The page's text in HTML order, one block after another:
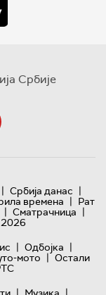
Србије
| Србија данас |
времена | Рат
| Сматрачница |
2026
| Одбојка |
мото | Остали